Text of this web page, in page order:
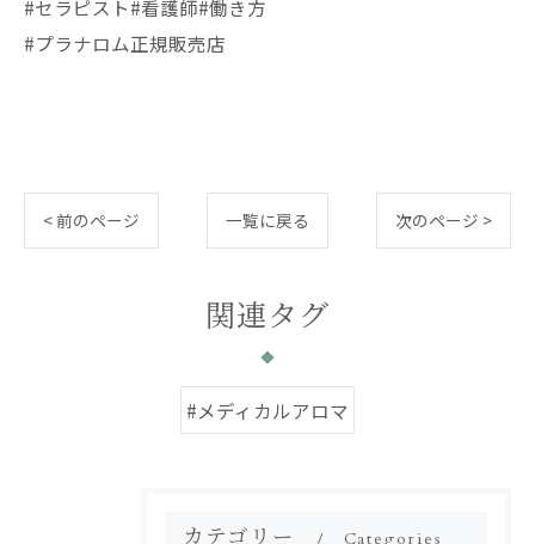
#セラピスト#看護師#働き方
#プラナロム正規販売店
< 前のページ 一覧に戻る 次のページ >
関連タグ
#メディカルアロマ
カテゴリー Categories